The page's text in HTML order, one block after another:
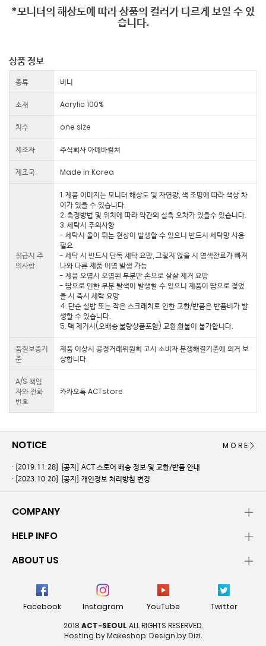
*모니터의 해상도에 따라 상품의 컬러가 다르게 보일 수 있
습니다.
상품 정보
종류 비니
소재 Acrylic 100%
치수 one size
제조자 주식회사 아메바컬쳐
제조국 Made in Korea
취급시 주
의사항
1. 제품 이미지는 모니터 해상도 및 자연광, 색 조명에 따라 색상 차
이가 있을 수 있습니다.
2. 측정방법 및 위치에 따라 약간의 실측 오차가 있을수 있습니다.
3. 세탁시 주의사항
- 세탁시 올이 튀는 현상이 발생할 수 있으니 반드시 세탁망 사용
필요
- 세탁 시 반드시 단독 세탁 요망, 그렇지 않을 시 염색잔료가 빠져
나와 다른 제품 이염 발생 가능
- 제품 오염시 오염된 부분만 손으로 살살 제거 요망
- 땀으로 인한 부분 탈색이 발생할 수 있으니 제품이 땀으로 젖었
을 시 즉시 세탁 요망
4. 단순 실밥 또는 작은 스크래치로 인한 교환/반품은 반품비가 발
생할 수 있습니다.
5. 택 제거시(오배송,불량상품포함) 교환,환불이 불가합니다.
품질보증기
준
제품 이상시 공정거래위원회 고시 소비자 분쟁해결기준에 의거 보
상합니다.
A/S 책임
자와 전화
번호
카카오톡 ACTstore
NOTICE
[2019.11.28]
[공지] ACT 스토어 배송 정보 및 교환/반품 안내
[2023.10.20]
[공지] 개인정보 처리방침 변경
MORE
COMPANY
HELP INFO
ABOUT US
Facebook Instagram YouTube
Twitter
2018 ACT-SEOUL ALL RIGHTS RESERVED.
Hosting by Makeshop. Design by Dizi.